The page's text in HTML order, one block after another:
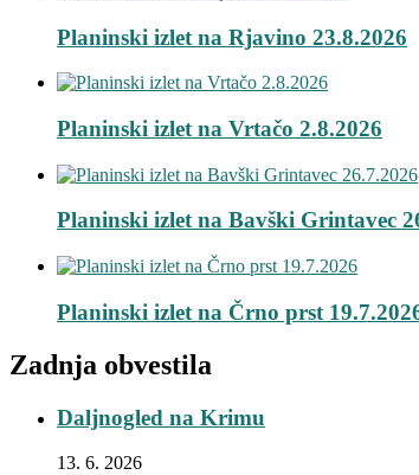
Planinski izlet na Rjavino 23.8.2026
Planinski izlet na Vrtačo 2.8.2026
Planinski izlet na Bavški Grintavec
Planinski izlet na Črno prst
Zadnja obvestila
Daljnogled na Krimu
13. 6. 2026